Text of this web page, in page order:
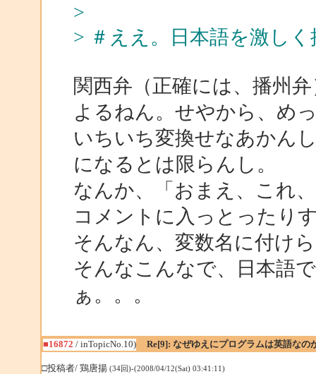
>
> ＃ええ。日本語を激し
関西弁（正確には、播州
よるねん。せやから、め
いちいち変換せなあかん
になるとは限らんし。
なんか、「おまえ、これ
コメントに入っとったり
そんなん、変数名に付け
そんなこんなで、日本語
ぁ。。。
■16872 / inTopicNo.10) Re[9]: なぜゆえにプログラムは英語なの
□投稿者/ 鶏唐揚 (34回)-(2008/04/12(Sat) 03:41:11)